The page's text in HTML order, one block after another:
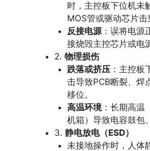
时，主控板下位机未
MOS管或驱动芯片击
反接电源：误将电源
接烧毁主控芯片或电
2. 物理损伤
跌落或挤压 ：主控板
击导致PCB断裂、焊
移位。
高温环境：长期高温
机箱）导致电容鼓包
3. 静电放电（ESD）
未接地操作时，人体